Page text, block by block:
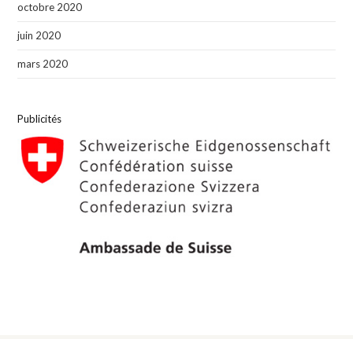
octobre 2020
juin 2020
mars 2020
Publicités